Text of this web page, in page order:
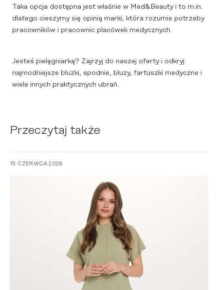
Taka opcja dostępna jest właśnie w Med&Beauty i to m.in.
dlatego cieszymy się opinią marki, która rozumie potrzeby
pracowników i pracownic placówek medycznych.
Jesteś pielęgniarką? Zajrzyj do naszej oferty i odkryj
najmodniejsze bluzki, spodnie, bluzy, fartuszki medyczne i
wiele innych praktycznych ubrań.
Przeczytaj także
15 CZERWCA 2026